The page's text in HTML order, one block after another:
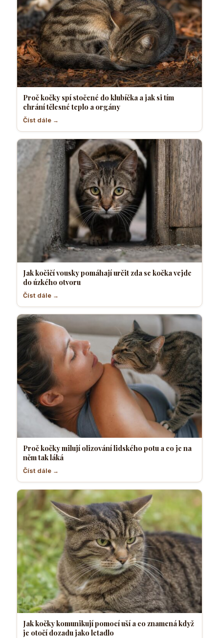
Proč kočky spí stočené do klubíčka a jak si tím
chrání tělesné teplo a orgány
Číst dále →
Jak kočičí vousky pomáhají určit zda se kočka vejde
do úzkého otvoru
Číst dále →
Proč kočky milují olizování lidského potu a co je na
něm tak láká
Číst dále →
Jak kočky komunikují pomocí uší a co znamená když
je otočí dozadu jako letadlo